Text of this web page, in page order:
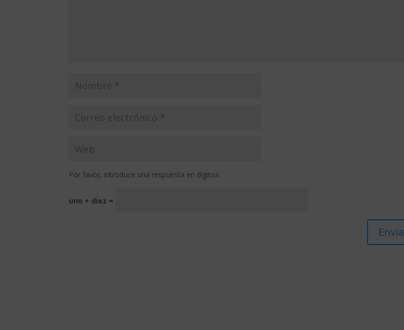
Por favor, introduce una respuesta en dígitos:
uno + diez =